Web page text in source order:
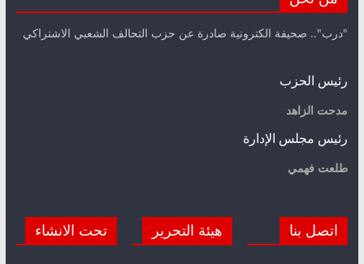
"درب".. صحيفة الكترونية صادرة عن حزب التحالف الشعبي الاشتراكي
رئيس الحزب
مدحت الزاهد
رئيس مجلس الإدارة
طلعت فهمي
اتصل بنا هيئة التحرير تحت الانشاء